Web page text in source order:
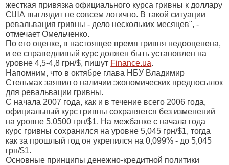
жесткая привязка официального курса гривны к доллару
США выглядит не совсем логично. В такой ситуации
ревальвация гривны - дело нескольких месяцев", -
отмечает Омельченко.
По его оценке, в настоящее время гривня недооценена,
и ее справедливый курс должен быть установлен на
уровне 4,5-4,8 грн/$, пишут Finance.ua.
Напомним, что в октябре глава НБУ Владимир
Стельмах заявил о наличии экономических предпосылок
для ревальвации гривны.
С начала 2007 года, как и в течение всего 2006 года,
официальный курс гривны сохраняется без изменений
на уровне 5,0500 грн/$1. На межбанке с начала года
курс гривны сохранился на уровне 5,045 грн/$1, тогда
как за прошлый год он укрепился на 0,099% - до 5,045
грн/$1.
Основные принципы денежно-кредитной политики